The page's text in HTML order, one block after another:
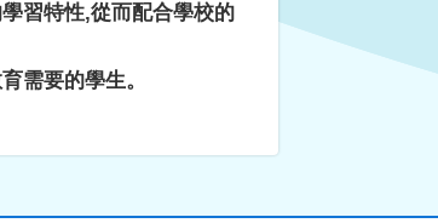
習特性,從而配合學校的
需要的學生。